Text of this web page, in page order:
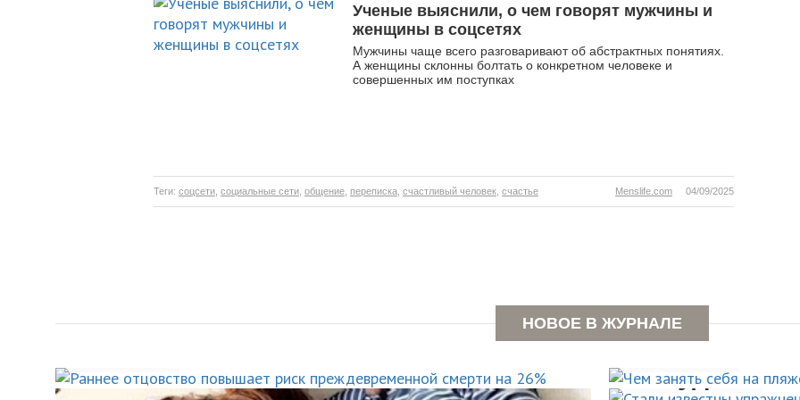
Ученые выяснили, о чем говорят мужчины и
женщины в соцсетях
Мужчины чаще всего разговаривают об абстрактных понятиях.
А женщины склонны болтать о конкретном человеке и
совершенных им поступках
Теги: соцсети, социальные сети, общение, переписка, счастливый человек, счастье 04/09/2025
Menslife.com
НОВОЕ В ЖУРНАЛЕЧем занять
которые
похудеть
Кому нельзя